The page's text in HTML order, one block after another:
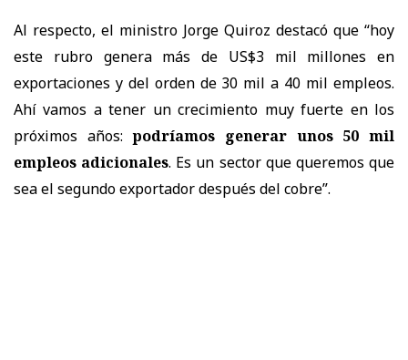
Al respecto, el ministro Jorge Quiroz destacó que “hoy
este rubro genera más de US$3 mil millones en
exportaciones y del orden de 30 mil a 40 mil empleos.
Ahí vamos a tener un crecimiento muy fuerte en los
próximos años:podríamos generar unos 50 mil
empleos adicionales. Es un sector que queremos que
sea el segundo exportador después del cobre”.